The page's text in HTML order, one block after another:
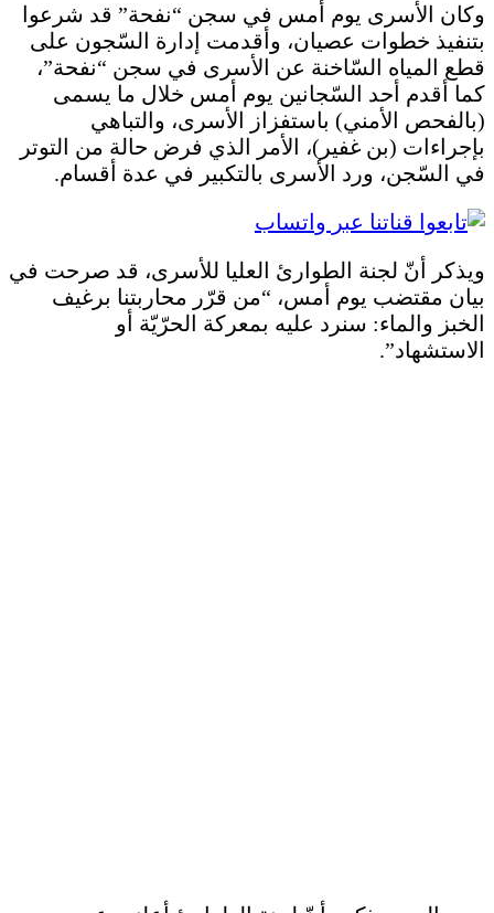
وكان الأسرى يوم أمس في سجن “نفحة” قد شرعوا
بتنفيذ خطوات عصيان، وأقدمت إدارة السّجون على
قطع المياه السّاخنة عن الأسرى في سجن “نفحة”،
كما أقدم أحد السّجانين يوم أمس خلال ما يسمى
(بالفحص الأمني) باستفزاز الأسرى، والتباهي
بإجراءات (بن غفير)، الأمر الذي فرض حالة من التوتر
في السّجن، ورد الأسرى بالتكبير في عدة أقسام.
ويذكر أنّ لجنة الطوارئ العليا للأسرى، قد صرحت في
بيان مقتضب يوم أمس، “من قرّر محاربتنا برغيف
الخبز والماء: سنرد عليه بمعركة الحرّيّة أو
الاستشهاد”.